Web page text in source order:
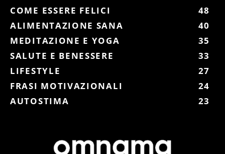
COME ESSERE FELICI
48
ALIMENTAZIONE SANA
40
MEDITAZIONE E YOGA
35
SALUTE E BENESSERE
33
LIFESTYLE
27
FRASI MOTIVAZIONALI
24
AUTOSTIMA
23